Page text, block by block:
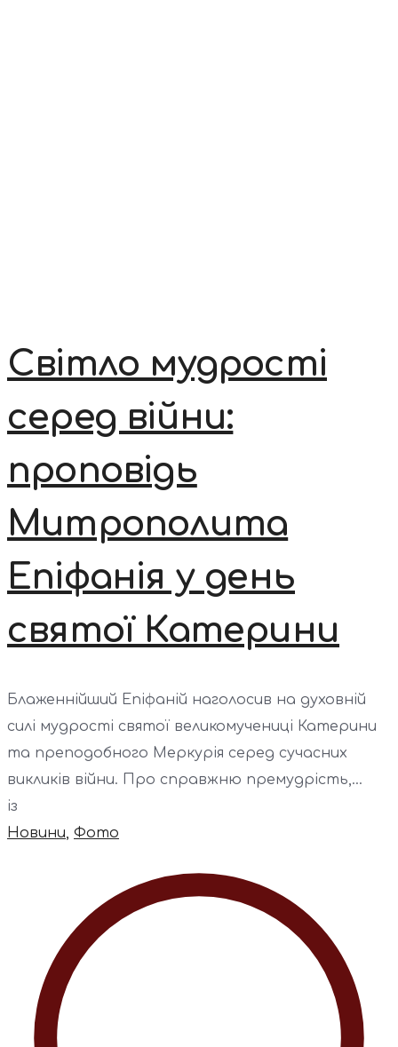
Світло мудрості
серед війни:
проповідь
Митрополита
Епіфанія у день
святої Катерини
Блаженнійший Епіфаній наголосив на духовній
силі мудрості святої великомучениці Катерини
та преподобного Меркурія серед сучасних
викликів війни. Про справжню премудрість,...
із
Новини, Фото